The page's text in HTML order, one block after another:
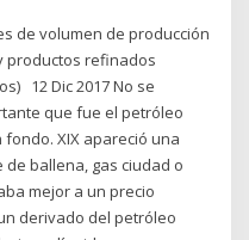
de volumen de producción
productos refinados
12 Dic 2017 No se
que fue el petróleo
XIX apareció una
ballena, gas ciudad o
mejor a un precio
derivado del petróleo